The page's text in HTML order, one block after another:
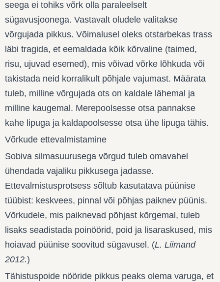
seega ei tohiks võrk olla paraleelselt
sügavusjoonega. Vastavalt oludele valitakse
võrgujada pikkus. Võimalusel oleks otstarbekas trass
läbi tragida, et eemaldada kõik kõrvaline (taimed,
risu, ujuvad esemed), mis võivad võrke lõhkuda või
takistada neid korralikult põhjale vajumast. Määrata
tuleb, milline võrgujada ots on kaldale lähemal ja
milline kaugemal. Merepoolsesse otsa pannakse
kahe lipuga ja kaldapoolsesse otsa ühe lipuga tähis.
Võrkude ettevalmistamine
Sobiva silmasuurusega võrgud tuleb omavahel
ühendada vajaliku pikkusega jadasse.
Ettevalmistusprotsess sõltub kasutatava püünise
tüübist: keskvees, pinnal või põhjas paiknev püünis.
Võrkudele, mis paiknevad põhjast kõrgemal, tuleb
lisaks seadistada poinöörid, poid ja lisaraskused, mis
hoiavad püünise soovitud sügavusel. (L. Liimand
2012.)
Tähistuspoide nööride pikkus peaks olema varuga, et